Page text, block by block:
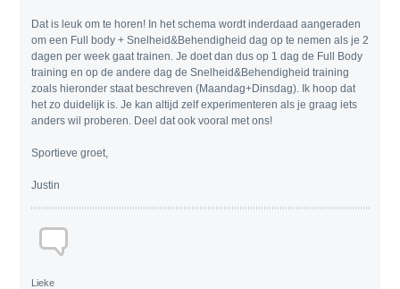
Dat is leuk om te horen! In het schema wordt inderdaad aangeraden
om een Full body + Snelheid&Behendigheid dag op te nemen als je 2
dagen per week gaat trainen. Je doet dan dus op 1 dag de Full Body
training en op de andere dag de Snelheid&Behendigheid training
zoals hieronder staat beschreven (Maandag+Dinsdag). Ik hoop dat
het zo duidelijk is. Je kan altijd zelf experimenteren als je graag iets
anders wil proberen. Deel dat ook vooral met ons!
Sportieve groet,
Justin
Lieke